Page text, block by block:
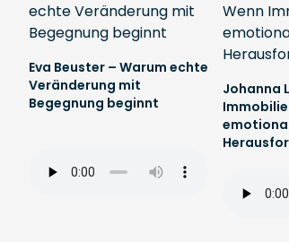
Eva Beuster – Warum echte
Veränderung mit
Begegnung beginnt
Johanna